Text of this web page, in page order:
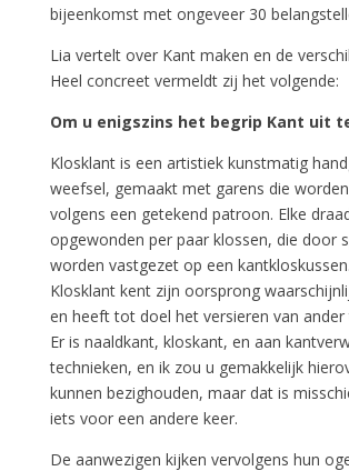
bijeenkomst met ongeveer 30
Lia vertelt over Kant maken en de
Heel concreet vermeldt zij het volgende:
Om u enigszins het begrip Kant uit
Klosklant is een artistiek kunstmatig
weefsel, gemaakt met garens die
volgens een getekend patroon. Elke
opgewonden per paar klossen, die door
worden vastgezet op een kantkloskussen.
Klosklant kent zijn oorsprong
en heeft tot doel het versieren van ander
Er is naaldkant, kloskant, en aan
technieken, en ik zou u gemakkelijk
kunnen bezighouden, maar dat is
iets voor een andere keer.
De aanwezigen kijken vervolgens hun